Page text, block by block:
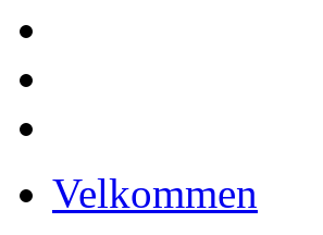
Velkommen